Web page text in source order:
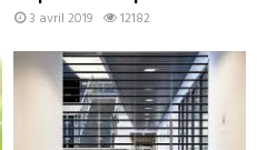
3 avril 2019 12182